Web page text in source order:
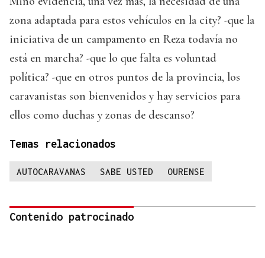
zona adaptada para estos vehículos en la city? -que la
iniciativa de un campamento en Reza todavía no
está en marcha? -que lo que falta es voluntad
política? -que en otros puntos de la provincia, los
caravanistas son bienvenidos y hay servicios para
ellos como duchas y zonas de descanso?
Temas relacionados
AUTOCARAVANAS SABE USTED OURENSE
Contenido patrocinado